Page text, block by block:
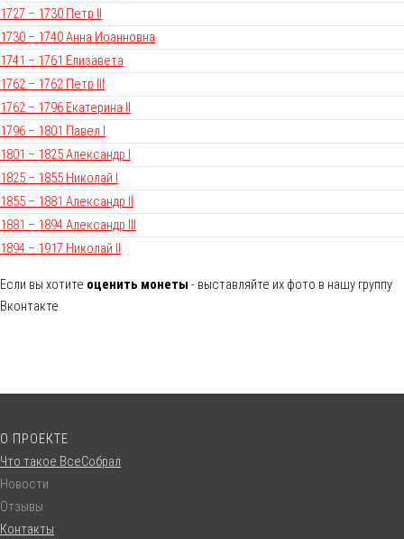
1727 – 1730 Петр II
1730 – 1740 Анна Иоанновна
1741 – 1761 Елизавета
1762 – 1762 Петр III
1762 – 1796 Екатерина II
1796 – 1801 Павел I
1801 – 1825 Александр I
1825 – 1855 Николай I
1855 – 1881 Александр II
1881 – 1894 Александр III
1894 – 1917 Николай II
Если вы хотите оценить монеты - выставляйте их фото в нашу группу
Вконтакте.
О ПРОЕКТЕ
Что такое ВсеСобрал
Новости
Отзывы
Контакты